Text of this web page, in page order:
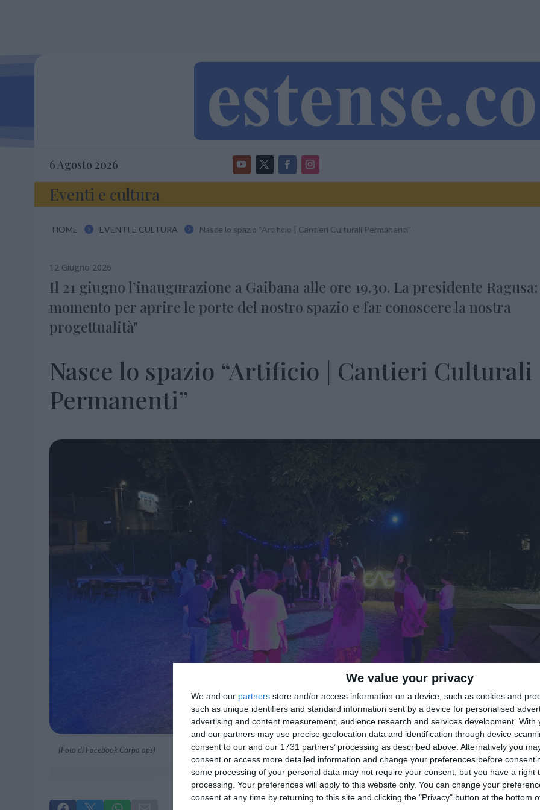
We value your privacy
We and our partners store and/or access information on a device, such as cookies and
such as unique identifiers and standard information sent by a device for personalised
advertising and content measurement, audience research and services development. With
and our partners may use precise geolocation data and identification through device
consent to our and our 1731 partners’ processing as described above. Alternatively you
consent or access more detailed information and change your preferences before
some processing of your personal data may not require your consent, but you have a right
processing. Your preferences will apply to this website only. You can change your
consent at any time by returning to this site and clicking the "Privacy" button at the bottom
6 Agosto 2026
Eventi e cultura
HOME  EVENTI E CULTURA  Nasce lo spazio “Artificio | Cantieri Culturali Permanenti”
12 Giugno 2026
Il 21 giugno l’inaugurazione a Gaibana alle ore 19.30. La presidente
momento per aprire le porte del nostro spazio e far conoscere la nostra
progettualità"
Nasce lo spazio “Artificio | Cantieri Culturali
Permanenti”
(Foto di Facebook Carpa aps)
diRedazione|